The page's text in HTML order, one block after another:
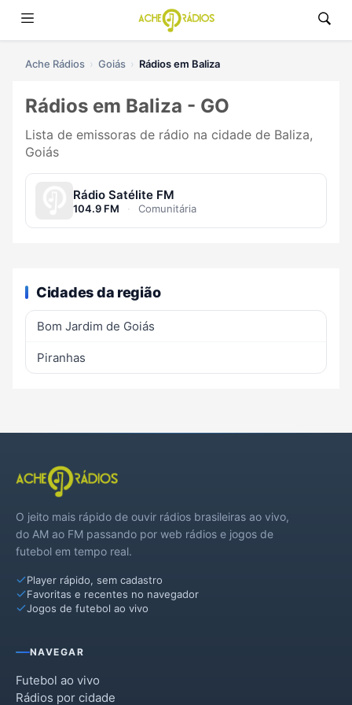
Ache Rádios Goiás Rádios em Baliza
Rádios em Baliza - GO
Lista de emissoras de rádio na cidade de Baliza,
Goiás
Rádio Satélite FM
104.9 FM · Comunitária
Cidades da região
Bom Jardim de Goiás
Piranhas
O jeito mais rápido de ouvir rádios brasileiras ao vivo,
do AM ao FM passando por web rádios e jogos de
futebol em tempo real.
Player rápido, sem cadastro
Favoritas e recentes no navegador
Jogos de futebol ao vivo
NAVEGAR
Futebol ao vivo
Rádios por cidade